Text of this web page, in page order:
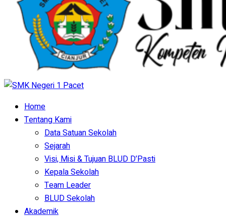
Home
Tentang Kami
Data Satuan Sekolah
Sejarah
Visi, Misi & Tujuan BLUD D’Pasti
Kepala Sekolah
Team Leader
BLUD Sekolah
Akademik